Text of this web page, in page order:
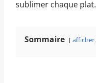
sublimer chaque plat.
Sommaire afficher